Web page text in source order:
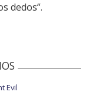
dedos”.
Evil